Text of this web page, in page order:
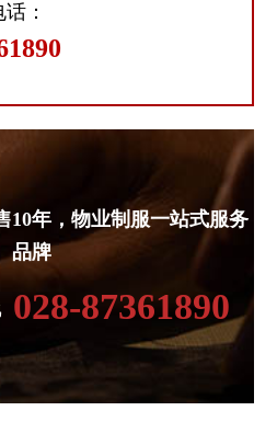
：
10年，物业制服一站式服务
品牌
028-87361890